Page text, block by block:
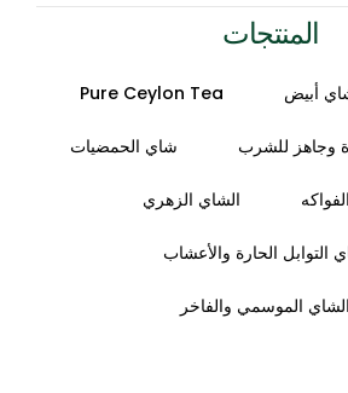
المنتجات
أبيض Pure Ceylon Tea
وجاهز للشرب شاي الحمضيات
الشاي الزهري
التوابل الحارة والأعشاب
الشاي الموسمي والفاخر